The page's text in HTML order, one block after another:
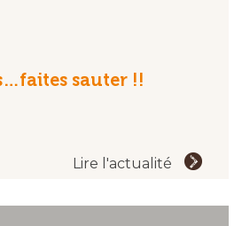
sauter !!
Lire l'actualité